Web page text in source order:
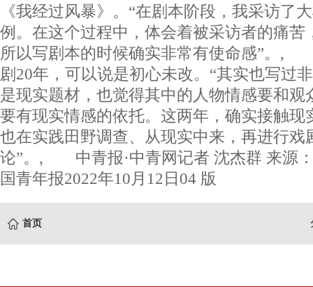
《我经过风暴》。“在剧本阶段，我采访了
例。在这个过程中，体会着被采访者的痛苦
所以写剧本的时候确实非常有使命感”。,
剧20年，可以说是初心未改。“其实也写过
是现实题材，也觉得其中的人物情感要和观
要有现实情感的依托。这两年，确实接触现
也在实践田野调查、从现实中来，再进行戏
论”。, 中青报·中青网记者 沈杰群 来
国青年报2022年10月12日04 版
首页